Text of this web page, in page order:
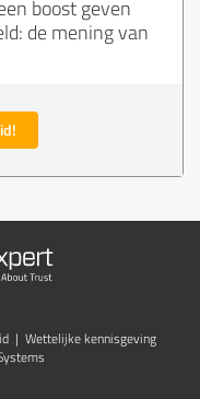
boost geven
de mening van
| Wettelijke kennisgeving